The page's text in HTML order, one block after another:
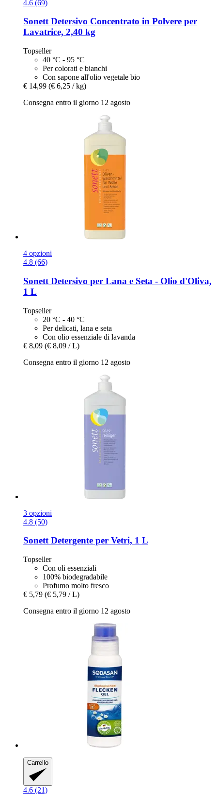
4.6 (69)
SonettDetersivo Concentrato in Polvere per
Lavatrice, 2,40 kg
Topseller
40 °C - 95 °C
Per colorati e bianchi
Con sapone all'olio vegetale bio
€ 14,99 (€ 6,25 / kg)
Consegna entro il giorno 12 agosto
4 opzioni
4.8 (66)
Sonett Detersivo per Lana e Seta -​ Olio d'Oliva,
1 L
Topseller
20 °C - 40 °C
Per delicati, lana e seta
Con olio essenziale di lavanda
€ 8,09 (€ 8,09 / L)
Consegna entro il giorno 12 agosto
3 opzioni
4.8 (50)
SonettDetergente per Vetri, 1 L
Topseller
Con oli essenziali
100% biodegradabile
Profumo molto fresco
€ 5,79 (€ 5,79 / L)
Consegna entro il giorno 12 agosto
Carrello
4.6 (21)